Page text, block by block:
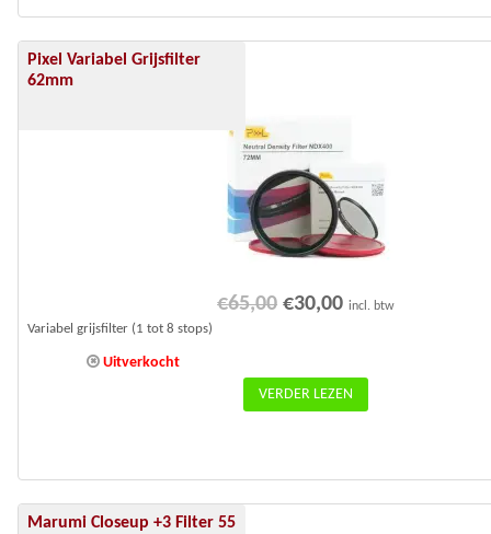
Aanbieding!
Pixel Variabel Grijsfilter
62mm
€65,00 Oorspronkelijke
€65,00.
€30,00Huidige
€30,00.
incl. btw
Uitverkocht
Variabel grijsfilter (1 tot 8 stops)
VERDER LEZEN
Marumi Closeup +3 Filter 55